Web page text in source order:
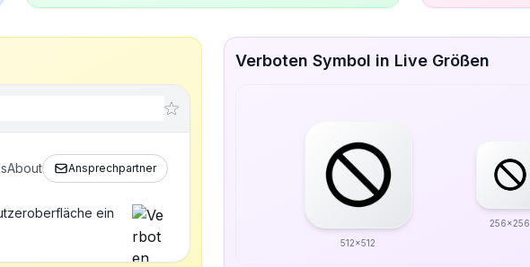
About Ansprechpartner
ein
Verboten Symbol in Live Größen
512x512
256x256